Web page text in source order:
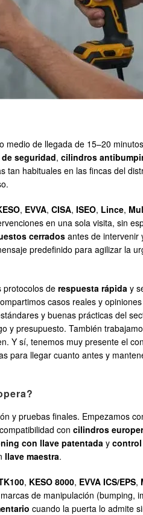
medio de llegada de 15–20
seguridad, cilindros
tan habituales en las fincas del
, EVVA, CISA, ISEO, Lince,
en una sola visita, sin
cerradosantes de intervenir
predefinido para agilizar la
protocolos de respuesta rápida y
casos reales y
y buenas prácticas del
y presupuesto. También
Y sí, tenemos muy presente el
para llegar cuanto antes y
y pruebas finales. Empezamos
con cilindros
con llave patentada y
llave maestra.
, KESO 8000, EVVA ICS/EPS,
de manipulación (bumping,
cuando la puerta lo admite